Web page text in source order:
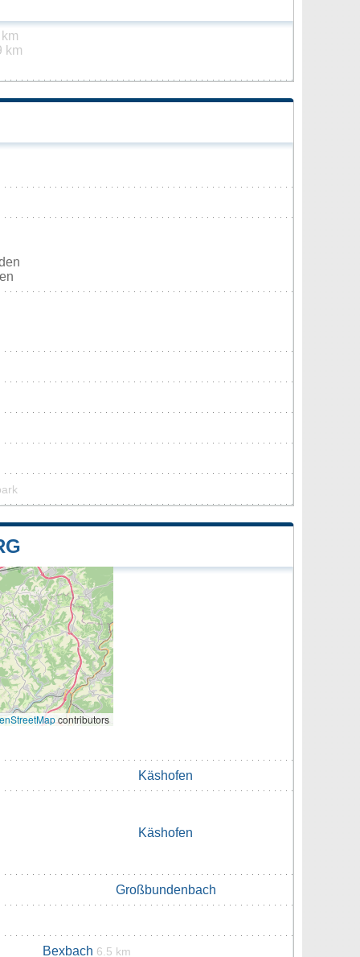
km
contributors
Käshofen
Käshofen
Großbundenbach
Bexbach 6.5 km